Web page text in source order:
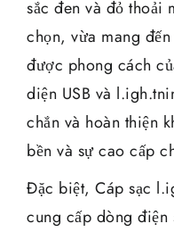
sắc đen và đỏ thoải
chọn, vừa mang
được phong cách
diện USB và
chắn và hoàn thiện
bền và sự cao cấp
Đặc biệt, Cáp sạc
cung cấp dòng